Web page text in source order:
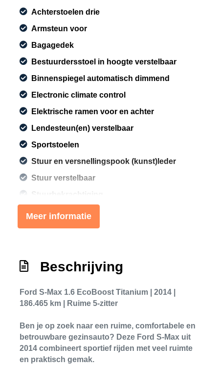
Achterstoelen drie
Armsteun voor
Bagagedek
Bestuurdersstoel in hoogte verstelbaar
Binnenspiegel automatisch dimmend
Electronic climate control
Elektrische ramen voor en achter
Lendesteun(en) verstelbaar
Sportstoelen
Stuur en versnellingspook (kunst)leder
Stuur verstelbaar
Stuurbekrachtiging
Exterieur
Buitenspiegels met verlichting
afstandsbediening
Chroom delen exterieur
Dimlichten automatisch
Led dagrijverlichting
Lichtmetalen velgen 17"
Meer informatie
Beschrijving
Ford S-Max 1.6 EcoBoost Titanium | 2014 |
186.465 km | Ruime 5-zitter
Ben je op zoek naar een ruime, comfortabele en
betrouwbare gezinsauto? Deze Ford S-Max uit
2014 combineert sportief rijden met veel ruimte
en praktisch gemak.